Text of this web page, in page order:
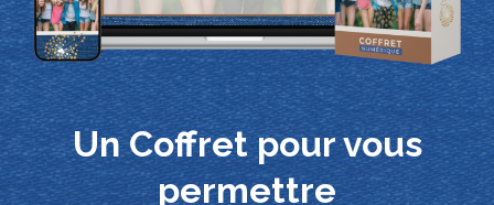
Un Coffret pour vous
permettre